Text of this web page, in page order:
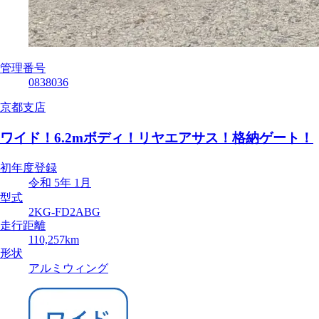
管理番号
0838036
京都支店
ワイド！6.2mボディ！リヤエアサス！格納ゲート！
初年度登録
令和 5年 1月
型式
2KG-FD2ABG
走行距離
110,257km
形状
アルミウィング